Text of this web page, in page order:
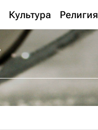
Культура Религия